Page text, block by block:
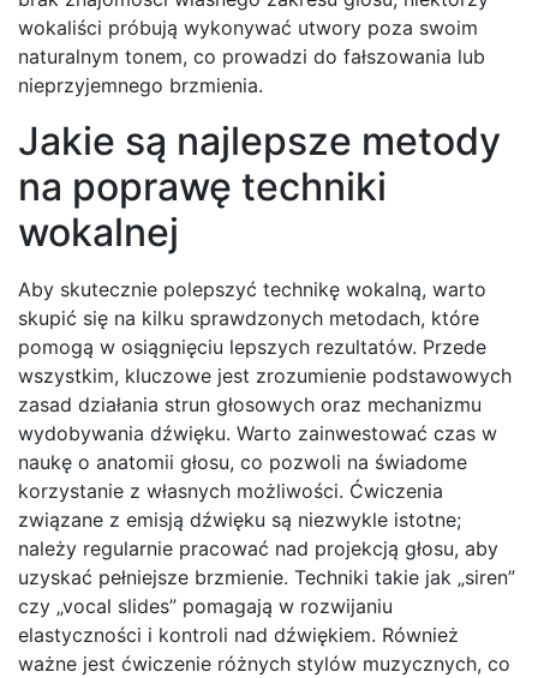
wokaliści próbują wykonywać utwory poza swoim
naturalnym tonem, co prowadzi do fałszowania lub
nieprzyjemnego brzmienia.
Jakie są najlepsze metody
na poprawę techniki
wokalnej
Aby skutecznie polepszyć technikę wokalną, warto
skupić się na kilku sprawdzonych metodach, które
pomogą w osiągnięciu lepszych rezultatów. Przede
wszystkim, kluczowe jest zrozumienie podstawowych
zasad działania strun głosowych oraz mechanizmu
wydobywania dźwięku. Warto zainwestować czas w
naukę o anatomii głosu, co pozwoli na świadome
korzystanie z własnych możliwości. Ćwiczenia
związane z emisją dźwięku są niezwykle istotne;
należy regularnie pracować nad projekcją głosu, aby
uzyskać pełniejsze brzmienie. Techniki takie jak „siren”
czy „vocal slides” pomagają w rozwijaniu
elastyczności i kontroli nad dźwiękiem. Również
ważne jest ćwiczenie różnych stylów muzycznych, co